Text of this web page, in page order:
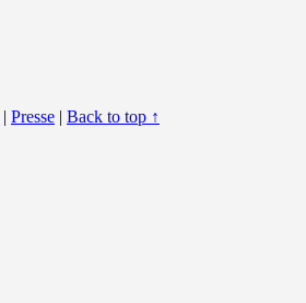
| Presse | Back to top ↑